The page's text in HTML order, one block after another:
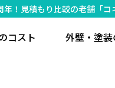
！見積もり比較の老舗「コ
コスト 外壁・塗